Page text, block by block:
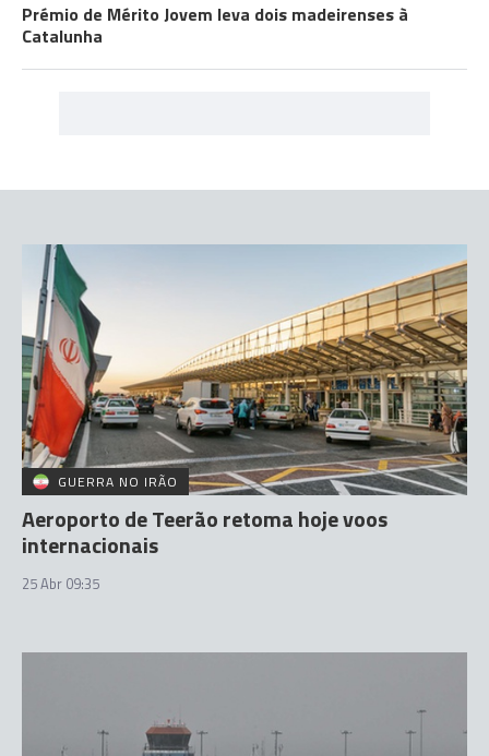
Prémio de Mérito Jovem leva dois madeirenses à
Catalunha
GUERRA NO IRÃO
Aeroporto de Teerão retoma hoje voos
internacionais
25 Abr 09:35